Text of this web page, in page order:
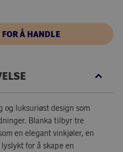
Å HANDLE
og luksuriøst design som
Blanka tilbyr tre
en elegant vinkjøler, en
for å skape en